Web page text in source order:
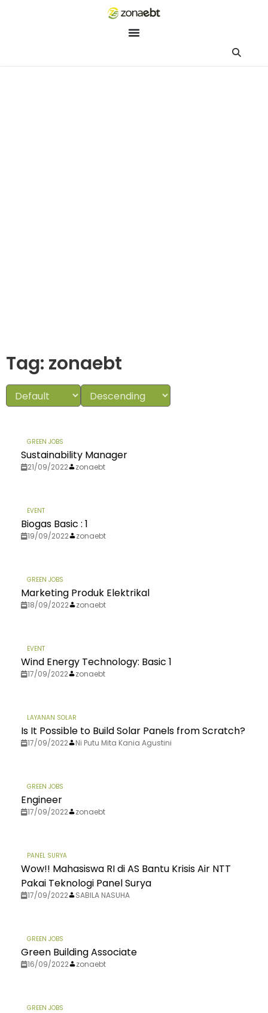
Tag: zonaebt
GREEN JOBS
Sustainability Manager
21/09/2022 zonaebt
EVENT
Biogas Basic : 1
19/09/2022 zonaebt
GREEN JOBS
Marketing Produk Elektrikal
18/09/2022 zonaebt
EVENT
Wind Energy Technology: Basic 1
17/09/2022 zonaebt
LAYANAN SOLAR
Is It Possible to Build Solar Panels from Scratch?
17/09/2022 Ni Putu Mita Kania Agustini
GREEN JOBS
Engineer
17/09/2022 zonaebt
PANEL SURYA
Wow!! Mahasiswa RI di AS Bantu Krisis Air NTT
Pakai Teknologi Panel Surya
17/09/2022 SABILA NASUHA
GREEN JOBS
Green Building Associate
16/09/2022 zonaebt
GREEN JOBS